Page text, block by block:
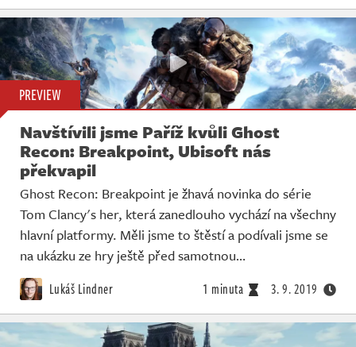
PREVIEW
Navštívili jsme Paříž kvůli Ghost
Recon: Breakpoint, Ubisoft nás
překvapil
Ghost Recon: Breakpoint je žhavá novinka do série
Tom Clancy's her, která zanedlouho vychází na všechny
hlavní platformy. Měli jsme to štěstí a podívali jsme se
na ukázku ze hry ještě před samotnou…
Lukáš Lindner 1 minuta 3. 9. 2019